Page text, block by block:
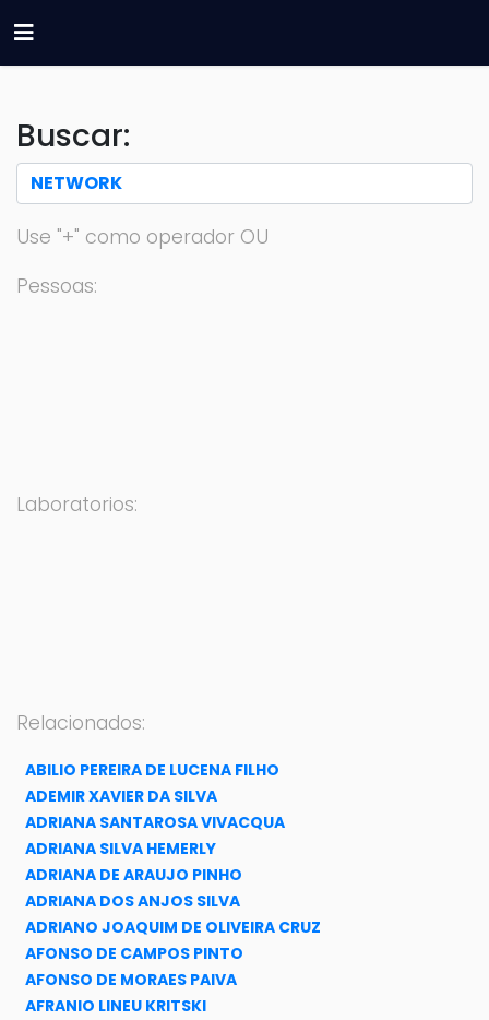
Buscar:
Use "+" como operador OU
Pessoas:
Laboratorios:
Relacionados:
ABILIO PEREIRA DE LUCENA FILHO
ADEMIR XAVIER DA SILVA
ADRIANA SANTAROSA VIVACQUA
ADRIANA SILVA HEMERLY
ADRIANA DE ARAUJO PINHO
ADRIANA DOS ANJOS SILVA
ADRIANO JOAQUIM DE OLIVEIRA CRUZ
AFONSO DE CAMPOS PINTO
AFONSO DE MORAES PAIVA
AFRANIO LINEU KRITSKI